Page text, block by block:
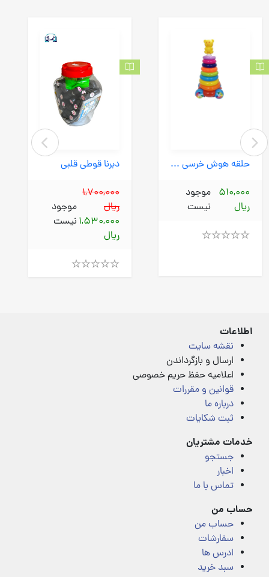
دبرنا قوطی قلبی
1,700,000
ریال
1,530,000
ریال
موجود
نیست
حلقه هوش خرسی (کودک برتر) متوسط چرخ دار
510,000
ریال
موجود
نیست
اطلاعات
نقشه سایت
ارسال و بازگرداندن
اعلامیه حفظ حریم خصوصی
قوانین و مقررات
درباره ما
ثبت شکایات
خدمات مشتریان
جستجو
اخبار
تماس با ما
حساب من
حساب من
سفارشات
ادرس ها
سبد خرید